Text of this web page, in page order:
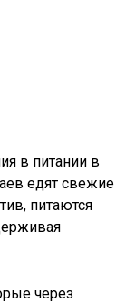
в питании в
едят свежие
питаются
через